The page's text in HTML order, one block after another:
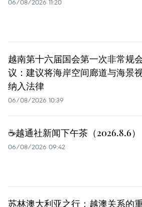
06/08/2026 11:20
越南第十六届国会第一次非常规
议：建议将海岸空间廊道与海景
纳入法律
06/08/2026 10:39
☕️越通社新闻下午茶（2026.8.6）
06/08/2026 09:42
苏林澳大利亚之行：越澳关系的